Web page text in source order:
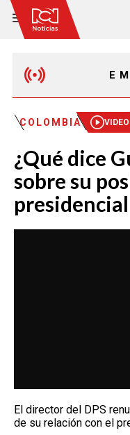
MAÑANA
COLOMBIA VIDEO
¿Qué dice
sobre su
El director del DPS
de su relación con el